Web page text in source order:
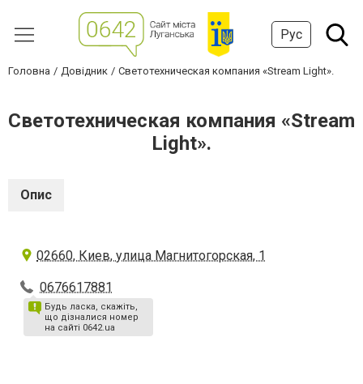
Рус
Головна Довідник Светотехническая компания «Stream Light».
Светотехническая компания «Stream
Light».
Опис
02660, Киев, улица Магнитогорская, 1
0676617881
Будь ласка, скажіть,
що дізналися номер
на сайті 0642.ua